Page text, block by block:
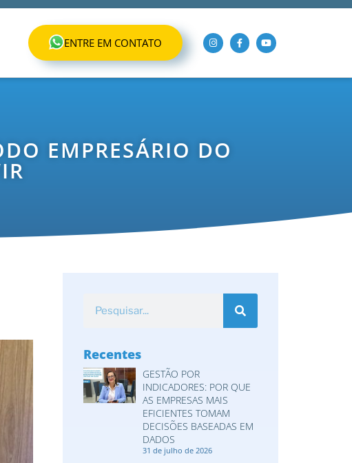
ENTRE EM CONTATO
EMPRESÁRIO DO
Recentes
GESTÃO POR
INDICADORES: POR QUE
AS EMPRESAS MAIS
EFICIENTES TOMAM
DECISÕES BASEADAS EM
DADOS
31 de julho de 2026